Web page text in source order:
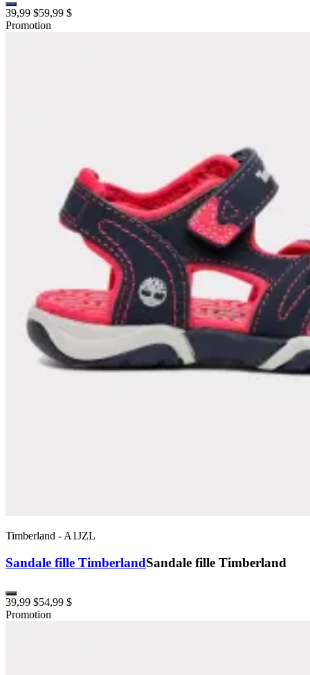
39,99 $59,99 $
Promotion
Timberland - A1JZL
Sandale fille TimberlandSandale fille Timberland
39,99 $54,99 $
Promotion